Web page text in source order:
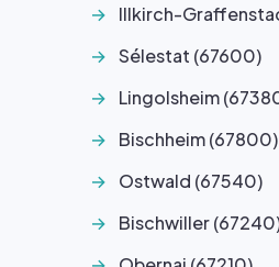
Illkirch-
Sélestat (67600)
Lingolsheim
Bischheim (67800)
Ostwald (67540)
Bischwiller